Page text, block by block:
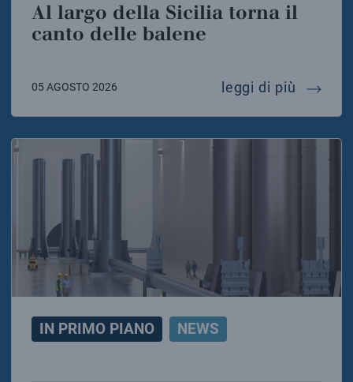
Al largo della Sicilia torna il
canto delle balene
05 AGOSTO 2026 leggi di più al
IN PRIMO PIANO NEWS